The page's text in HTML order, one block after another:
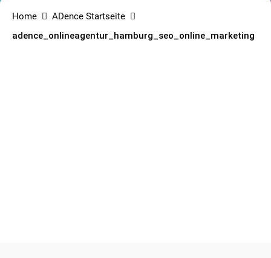
Home
ADence Startseite
adence_onlineagentur_hamburg_seo_online_marketing